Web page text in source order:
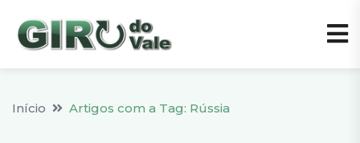
Início Artigos com a Tag: Rússia